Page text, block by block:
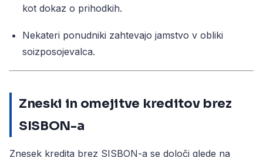
kot dokaz o prihodkih.
Nekateri ponudniki zahtevajo jamstvo v obliki
soizposojevalca.
Zneski in omejitve kreditov brez
SISBON-a
Znesek kredita brez SISBON-a se določi glede na